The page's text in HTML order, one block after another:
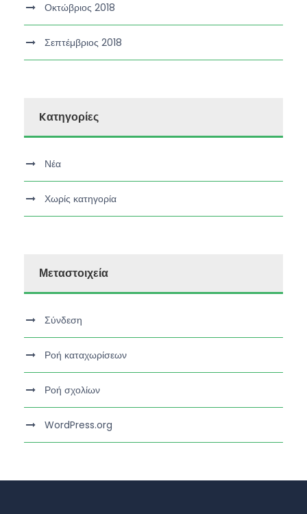
Οκτώβριος 2018
Σεπτέμβριος 2018
Kατηγορίες
Νέα
Χωρίς κατηγορία
Μεταστοιχεία
Σύνδεση
Ροή καταχωρίσεων
Ροή σχολίων
WordPress.org